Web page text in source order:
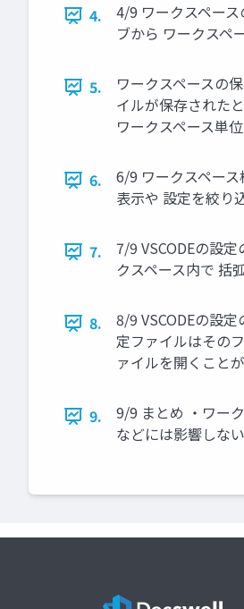
4.
4/9 ワークスペー
ブから ワークスペ
5.
ワークスペースの
イルが保存された
ワークスペース単
6.
6/9 ワークスペー
表示や 設定を絞り
7.
7/9 VSCODEの設
クスペース内で 括
8.
8/9 VSCODEの設
定ファイルはその
ァイルを開くことが
9.
9/9 まとめ ・ワー
などには影響しな